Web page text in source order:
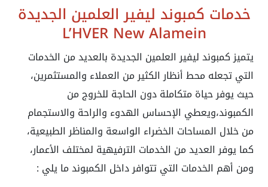
خدمات كمبوند ليفير العلمين الجديدة
L’HVER New Alamein
يتميز كمبوند ليفير العلمين الجديدة بالعديد من الخدمات
التي تجعله محط أنظار الكثير من العملاء والمستثمرين،
حيث يوفر حياة متكاملة دون الحاجة للخروج من
الكمبوند،ويعطي الإحساس الهدوء والراحة والاستجمام
من خلال المساحات الخضراء الواسعة والمناظر الطبيعية،
كما يوفر العديد من الخدمات الترفيهية لمختلف الأعمار،
ومن أهم الخدمات التي تتوافر داخل الكمبوند ما يلي :